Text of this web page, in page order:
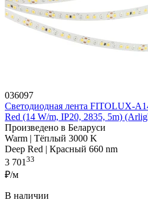
036097
Светодиодная лента FITOLUX-
Red (14 W/m, IP20, 2835, 5m)
Произведено в Беларуси
Warm | Тёплый 3000 K
Deep Red | Красный 660 nm
3 70133
₽/м
В наличии